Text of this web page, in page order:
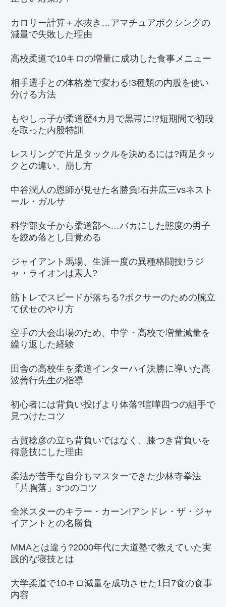
カロリー計算＋水抜き…アマチュアボクシングの
減量で失敗した理由
高校柔道で10キロの増量に成功した食事メニュー
相手選手との体格差で変わる!3種類の内股を使い
分ける方法
もやしっ子が柔道歴4カ月で黒帯に!?短期間で初段
を取った内股特訓
レスリングで片足タックルを決めるには?両足タッ
クとの違い、崩し方
中谷潤人の恩師が見せた名勝負!石井広三vsネスト
ール・ガルサ
科学部女子から柔道部へ…バカにした態度の男子
を絞め落とし目覚める
ジャイアント馬場、生涯一度の異種格闘技!ラジ
ャ・ライオンは素人?
筋トレでスピードが落ちる?ボクサーのための腕立
て伏せのやり方
空手の大会出場のため、中学・高校で増量減量を
繰り返した経験
田舎の高校生を柔道インターハイ決勝に導いた高
波善行先生の指導
初心者には背負い投げより体落?喧嘩四つの組手で
見つけたコツ
古賀稔彦の立ち背負いではなく、膝つき背負いを
得意技にした理由
柔法が苦手な自分もマスターできた少林寺拳法
「片胸落」3つのコツ
全米スターのキラー・カーン!アンドレ・ザ・ジャ
イアントとの名勝負
MMAとは違う?2000年代に大道塾で教えていた実
践的な寝技とは
大学柔道で10キロ減量を成功させた1日7食の食事
内容